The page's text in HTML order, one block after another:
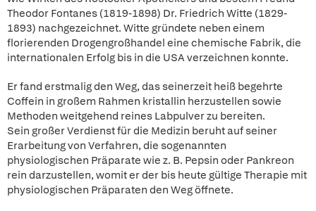
Theodor Fontanes (1819-1898) Dr. Friedrich Witte (1829-
1893) nachgezeichnet. Witte gründete neben einem
florierenden Drogengroßhandel eine chemische Fabrik, die
internationalen Erfolg bis in die USA verzeichnen konnte.
Er fand erstmalig den Weg, das seinerzeit heiß begehrte
Coffein in großem Rahmen kristallin herzustellen sowie
Methoden weitgehend reines Labpulver zu bereiten.
Sein großer Verdienst für die Medizin beruht auf seiner
Erarbeitung von Verfahren, die sogenannten
physiologischen Präparate wie z. B. Pepsin oder Pankreon
rein darzustellen, womit er der bis heute gültige Therapie mit
physiologischen Präparaten den Weg öffnete.